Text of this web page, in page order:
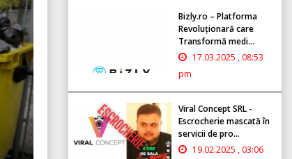
Bizly.ro – Platforma
Revoluționară care
Transformă medi...
17.03.2025 , 08:53
pm
Viral Concept SRL -
Escrocherie mascată în
servicii de pro...
19.02.2025 , 03:06